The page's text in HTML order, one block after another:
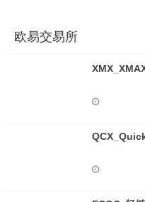
欧易交易所